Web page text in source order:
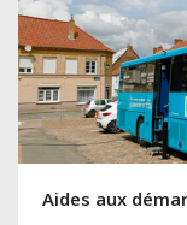
Aides aux